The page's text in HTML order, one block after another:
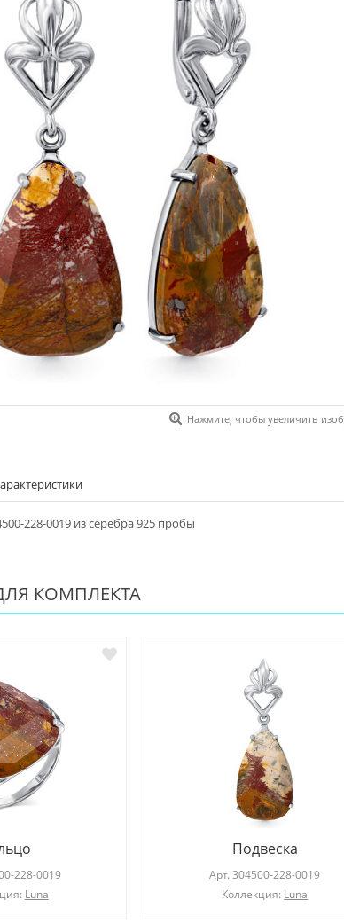
Нажмите, чтобы увеличить
228-0019 из серебра 925 пробы
КОМПЛЕКТА
228-0019
Luna
Подвеска
Арт.304500-228-0019
Коллекция: Luna